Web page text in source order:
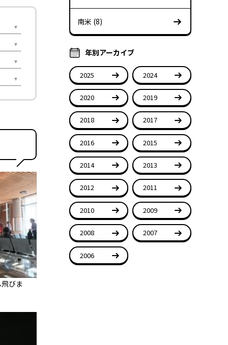
びま
南米 (8)
年別アーカイブ
2025 2024
2020 2019
2018 2017
2016 2015
2014 2013
2012 2011
2010 2009
2008 2007
2006